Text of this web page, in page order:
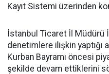
Kayıt Sistemi üzerinden
İstanbul Ticaret İl Müdürü
denetimlere ilişkin yaptığı
Kurban Bayramı öncesi
şekilde devam ettiklerini